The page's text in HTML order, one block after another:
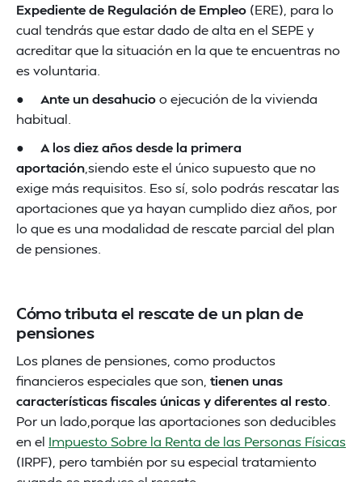
Expediente de Regulación de Empleo (ERE), para lo
cual tendrás que estar dado de alta en el SEPE y
acreditar que la situación en la que te encuentras no
es voluntaria.
● Ante un desahucioo ejecución de la vivienda
habitual.
● A los diez años desde la primera
aportación,siendo este el único supuesto que no
exige más requisitos. Eso sí, solo podrás rescatar las
aportaciones que ya hayan cumplido diez años, por
lo que es una modalidad de rescate parcial del plan
de pensiones.
Cómo tributa el rescate de un plan de
pensiones
Los planes de pensiones, como productos
financieros especiales que son, tienen unas
características fiscales únicas y diferentes al resto
Por un lado,porque las aportaciones son deducibles
en el Impuesto Sobre la Renta de las Personas Físicas
(IRPF), pero también por su especial tratamiento